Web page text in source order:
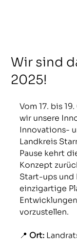
Wir sind
2025!
Vom 17. bis
wir unsere
Innovations-
Landkreis
Pause kehrt
Konzept
Start-ups und
einzigartige
vorzustellen.
📍 Ort: